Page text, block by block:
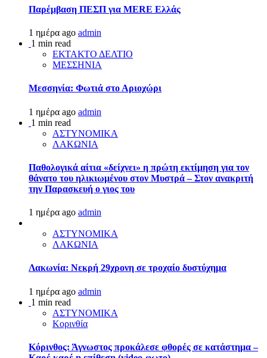
Παρέμβαση ΠΕΣΠ για MERE Ελλάς
1 ημέρα ago admin
1 min read
ΕΚΤΑΚΤΟ ΔΕΛΤΙΟ
ΜΕΣΣΗΝΙΑ
Μεσσηνία: Φωτιά στο Αριοχώρι
1 ημέρα ago admin
1 min read
ΑΣΤΥΝΟΜΙΚΑ
ΛΑΚΩΝΙΑ
Παθολογικά αίτια «δείχνει» η πρώτη εκτίμηση για τον
θάνατο του ηλικιωμένου στον Μυστρά – Στον ανακριτή
την Παρασκευή ο γιος του
1 ημέρα ago admin
ΑΣΤΥΝΟΜΙΚΑ
ΛΑΚΩΝΙΑ
Λακωνία: Νεκρή 29χρονη σε τροχαίο δυστύχημα
1 ημέρα ago admin
1 min read
ΑΣΤΥΝΟΜΙΚΑ
Κορινθία
Κόρινθος: Άγνωστος προκάλεσε φθορές σε κατάστημα –